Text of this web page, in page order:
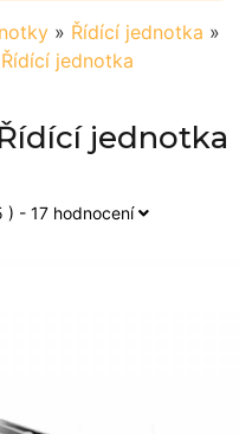
» Řídící jednotka »
jednotka
Řídící jednotka
- 17 hodnocení